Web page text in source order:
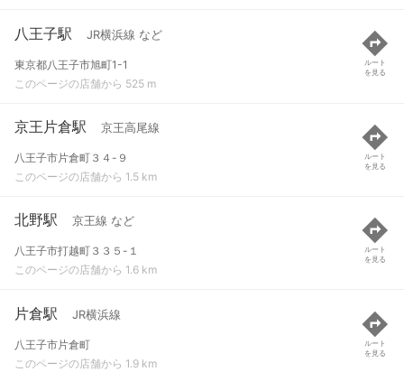
八王子駅 JR横浜線 など
東京都八王子市旭町1-1
このページの店舗から 525 m
ルート
を見る
京王片倉駅 京王高尾線
八王子市片倉町３４-９
このページの店舗から 1.5 km
ルート
を見る
北野駅 京王線 など
八王子市打越町３３５-１
このページの店舗から 1.6 km
ルート
を見る
片倉駅 JR横浜線
八王子市片倉町
このページの店舗から 1.9 km
ルート
を見る